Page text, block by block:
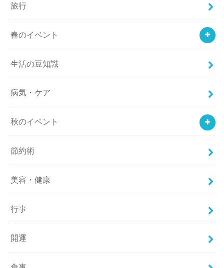
旅行
春のイベント
生活の豆知識
病気・ケア
秋のイベント
節約術
美容・健康
行事
開運